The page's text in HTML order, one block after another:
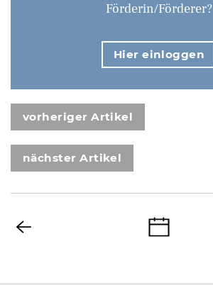
Förderin/Förderer?
Hier einloggen
vorheriger Artikel
nächster Artikel